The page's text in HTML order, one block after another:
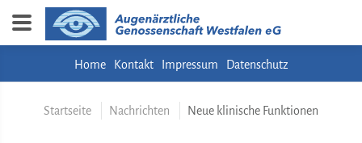
Home Kontakt Impressum Datenschutz
Startseite Nachrichten Neue klinische Funktionen